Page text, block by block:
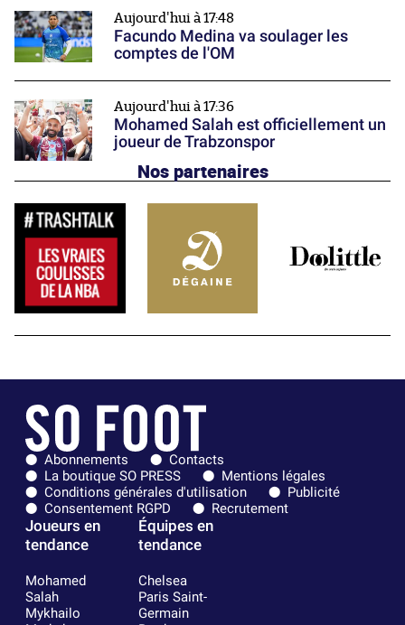
Aujourd'hui à 17:48
Facundo Medina va soulager les
comptes de l'OM
Aujourd'hui à 17:36
Mohamed Salah est officiellement un
joueur de Trabzonspor
Nos partenaires
Abonnements
Contacts
La boutique SO PRESS
Mentions légales
Conditions générales d'utilisation
Publicité
Consentement RGPD
Recrutement
Joueurs en
tendance
Mohamed
Salah
Mykhailo
Équipes en
tendance
Chelsea
Paris Saint-
Germain